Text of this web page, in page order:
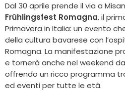
Dal 30 aprile prende il via a
Frühlingsfest Romagna, il
Primavera in Italia: un evento
della cultura bavarese con
Romagna. La manifestazione
e tornerà anche nel weekend
offrendo un ricco programma
ed eventi per tutte le età.